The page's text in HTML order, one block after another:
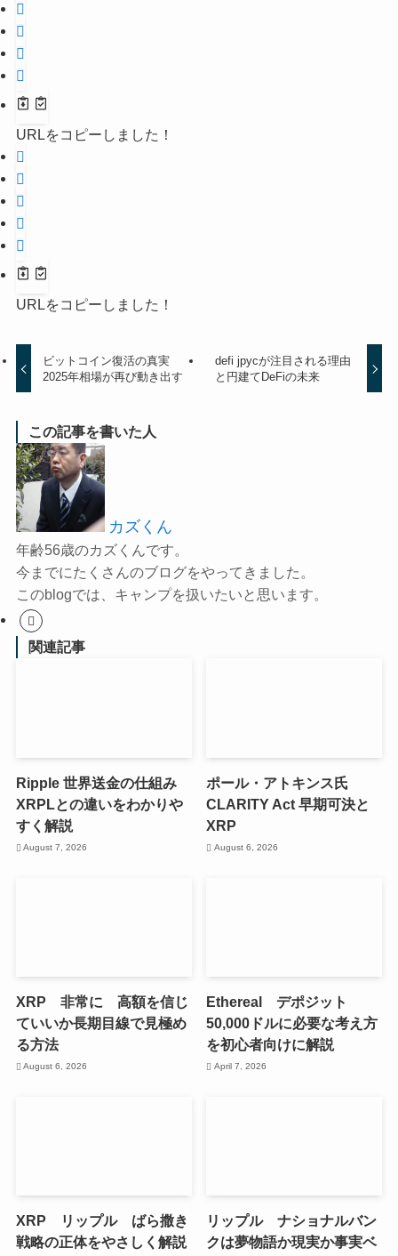
URLをコピーしました！
URLをコピーしました！
ビットコイン復活の真実
2025年相場が再び動き出す
defi jpycが注目される理由
と円建てDeFiの未来
この記事を書いた人
カズくん
年齢56歳のカズくんです。
今までにたくさんのブログをやってきました。
このblogでは、キャンプを扱いたいと思います。
関連記事
Ripple 世界送金の仕組み
XRPLとの違いをわかりや
すく解説
August 7, 2026
ポール・アトキンス氏
CLARITY Act 早期可決と
XRP
August 6, 2026
XRP 非常に 高額を信じ
ていいか長期目線で見極め
る方法
August 6, 2026
Ethereal デポジット
50,000ドルに必要な考え方
を初心者向けに解説
April 7, 2026
XRP リップル ばら撒き
戦略の正体をやさしく解説
リップル ナショナルバン
クは夢物語か現実か事実ベ